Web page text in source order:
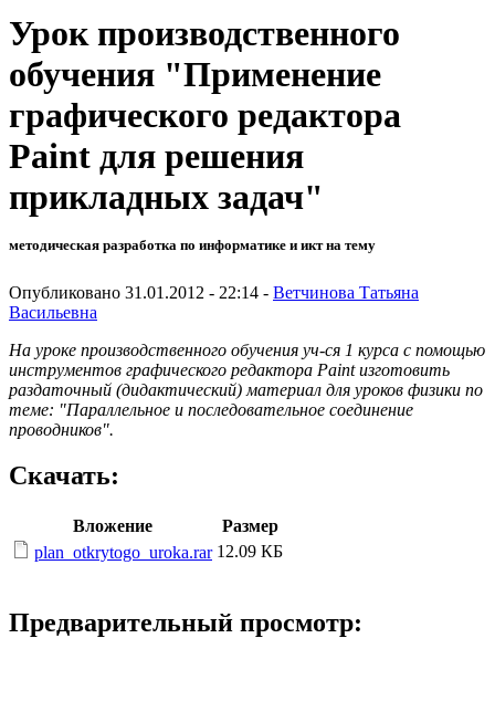
Урок производственного
обучения "Применение
графического редактора
Paint для решения
прикладных задач"
методическая разработка по информатике и икт на тему
Опубликовано 31.01.2012 - 22:14 - Ветчинова Татьяна
Васильевна
На уроке производственного обучения уч-ся 1 курса с помощью
инструментов графического редактора Paint изготовить
раздаточный (дидактический) материал для уроков физики по
теме: "Параллельное и последовательное соединение
проводников".
Скачать:
Вложение
Размер
plan_otkrytogo_uroka.rar 12.09 КБ
Предварительный просмотр: